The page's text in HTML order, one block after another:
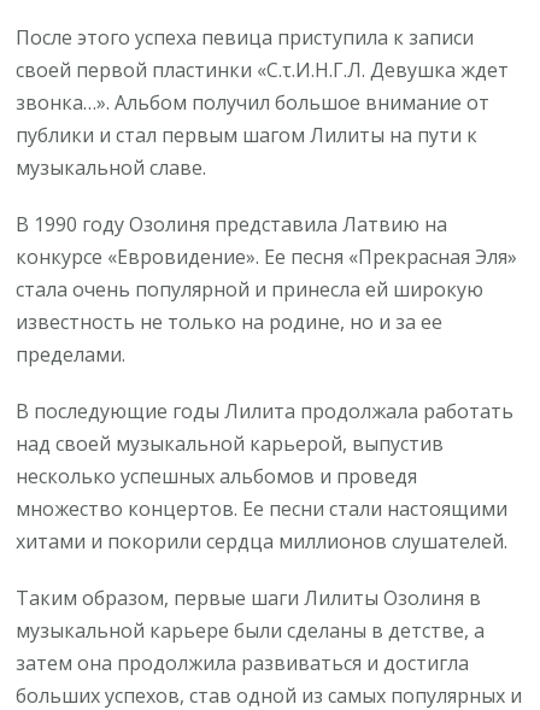
После этого успеха певица приступила к записи
своей первой пластинки «С.τ.И.Н.Г.Л. Девушка ждет
звонка…». Альбом получил большое внимание от
публики и стал первым шагом Лилиты на пути к
музыкальной славе.
В 1990 году Озолиня представила Латвию на
конкурсе «Евровидение». Ее песня «Прекрасная Эля»
стала очень популярной и принесла ей широкую
известность не только на родине, но и за ее
пределами.
В последующие годы Лилита продолжала работать
над своей музыкальной карьерой, выпустив
несколько успешных альбомов и проведя
множество концертов. Ее песни стали настоящими
хитами и покорили сердца миллионов слушателей.
Таким образом, первые шаги Лилиты Озолиня в
музыкальной карьере были сделаны в детстве, а
затем она продолжила развиваться и достигла
больших успехов, став одной из самых популярных и